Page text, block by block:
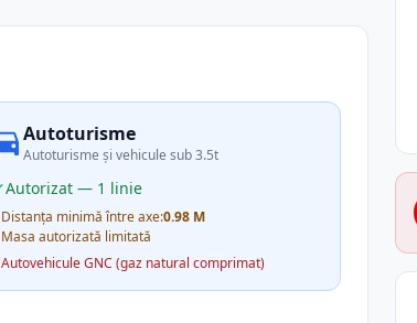
Autoturisme
Autoturisme și vehicule sub 3.5t
Autorizat — 1 linie
Distanța minimă între axe:0.98 M
Masa autorizată limitată
Autovehicule GNC (gaz natural comprimat)